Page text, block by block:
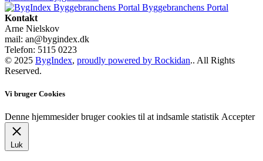
Byggebranchens Portal
Kontakt
Arne Nielskov
mail: an@bygindex.dk
Telefon: 5115 0223
© 2025 BygIndex, proudly powered by Rockidan.. All Rights
Reserved.
Vi bruger Cookies
Denne hjemmesider bruger cookies til at indsamle statistik Accepter
Luk